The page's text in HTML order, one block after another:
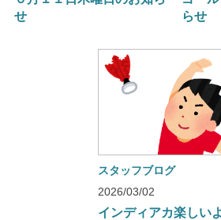
せ
らせ
スタッフブログ
2026/03/02
インディアカ楽しい